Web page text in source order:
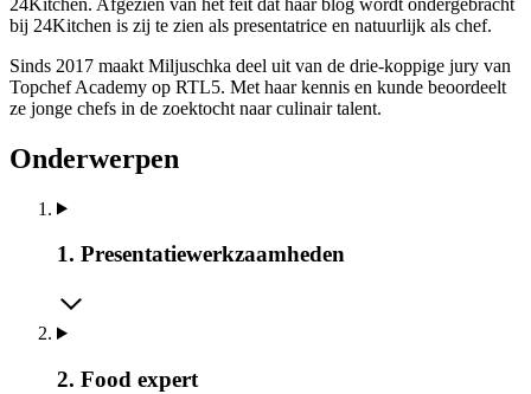
bij 24Kitchen is zij te zien als presentatrice en natuurlijk als chef.
Sinds 2017 maakt Miljuschka deel uit van de drie-koppige jury van
Topchef Academy op RTL5. Met haar kennis en kunde beoordeelt
ze jonge chefs in de zoektocht naar culinair talent.
Onderwerpen
1. Presentatiewerkzaamheden
2. Food expert